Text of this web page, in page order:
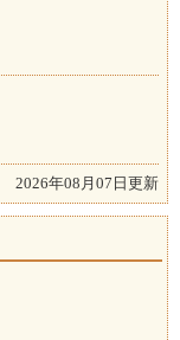
2026年08月07日更新